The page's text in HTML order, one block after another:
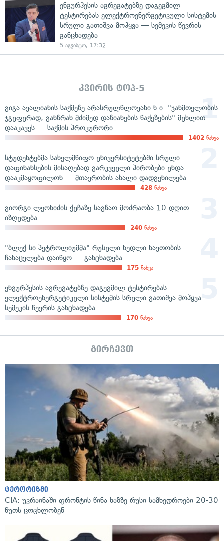
ენგურჰესის აგრეგატებზე დაგეგმილ
ტესტირებას ელექტროენერგეტიკული სისტემის
სრული გათიშვა მოჰყვა — სემეკის წევრის
განცხადება
5 აგვისტო, 17:32
კვირის ტოპ-5
გიგა ავალიანის საქმეზე არასრულწლოვანი ნ.ი. "ჯანმთელობის
ჯგუფურად, განზრახ მძიმედ დაზიანების წაქეზების" მუხლით
დააკავეს — საქმის პროკურორი
1402 ნახვა
სტუდენტებმა სახელმწიფო უნივერსიტეტებში სრული
დაფინანსების მისაღებად გარკვეული პირობები უნდა
დააკმაყოფილონ — მთავრობის ახალი დადგენილება
428 ნახვა
გიორგი ლეონიძის ქუჩაზე საგზაო მოძრაობა 10 დღით
იზღუდება
240 ნახვა
"ბლექ სი პეტროლიუმმა" რუსული ნედლი ნავთობის
ჩანაცვლება დაიწყო — განცხადება
175 ნახვა
ენგურჰესის აგრეგატებზე დაგეგმილ ტესტირებას
ელექტროენერგეტიკული სისტემის სრული გათიშვა მოჰყვა —
სემეკის წევრის განცხადება
170 ნახვა
გირჩევთ
ტერორიზმი
CIA: უკრაინაში ფრონტის წინა ხაზზე რუსი სამხედროები 20-30
წუთს ცოცხლობენ